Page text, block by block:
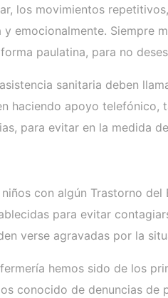
los movimientos
emocionalmente. Siempre
paulatina, para no
sanitaria deben
haciendo apoyo
para evitar en la medida
con algún Trastorno
para evitar
verse agravadas por la
hemos sido de los
conocido de denuncias